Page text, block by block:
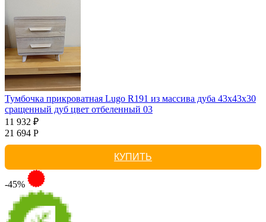
Тумбочка прикроватная Lugo R191 из массива дуба 43х43х30
сращенный дуб цвет отбеленный 03
11 932 ₽
21 694 Р
КУПИТЬ
-45%